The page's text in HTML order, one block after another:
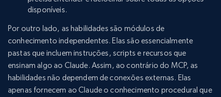
disponíveis.
Por outro lado, as habilidades são módulos de
conhecimento independentes. Elas são essencialmente
pastas que incluem instruções, scripts e recursos que
ensinam algo ao Claude. Assim, ao contrário do MCP, as
habilidades não dependem de conexões externas. Elas
apenas fornecem ao Claude o conhecimento procedural que